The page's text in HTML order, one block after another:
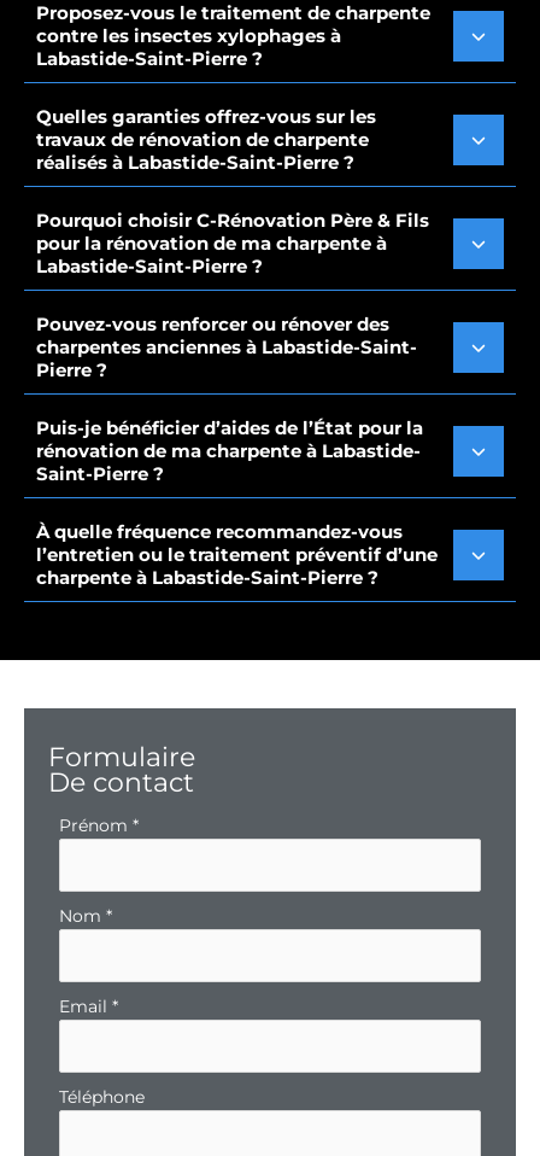
Proposez-vous le traitement de charpente
contre les insectes xylophages à
Labastide-Saint-Pierre ?
Quelles garanties offrez-vous sur les
travaux de rénovation de charpente
réalisés à Labastide-Saint-Pierre ?
Pourquoi choisir C-Rénovation Père & Fils
pour la rénovation de ma charpente à
Labastide-Saint-Pierre ?
Pouvez-vous renforcer ou rénover des
charpentes anciennes à Labastide-Saint-
Pierre ?
Puis-je bénéficier d’aides de l’État pour la
rénovation de ma charpente à Labastide-
Saint-Pierre ?
À quelle fréquence recommandez-vous
l’entretien ou le traitement préventif d’une
charpente à Labastide-Saint-Pierre ?
Formulaire
De contact
Formulaire
Prénom *
Nom *
Email *
Téléphone